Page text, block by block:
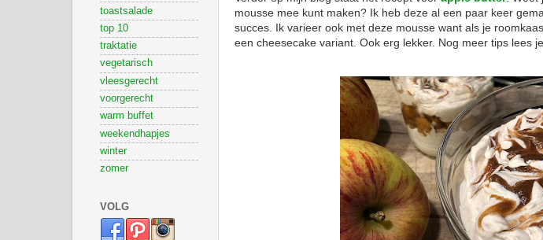
mousse mee kunt maken? Ik heb deze al een paar keer
succes. Ik varieer ook met deze mousse want als je
een cheesecake variant. Ook erg lekker. Nog meer tips lees
toastsalade
top 10
traktatie
vegetarisch
vleesgerecht
voorgerecht
warm buffet
weekendhapjes
winter
zomer
VOLG